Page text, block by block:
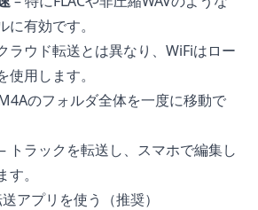
有効です。
ラウド転送とは異なり、WiFiはロー
用します。
のフォルダ全体を一度に移動で
– トラックを転送し、スマホで編集し
。
アプリを使う（推奨）